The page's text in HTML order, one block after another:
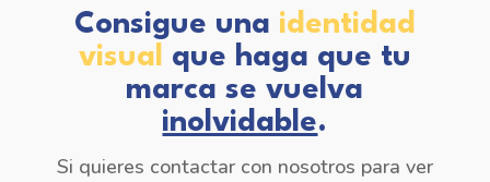
Consigue una identidad
visual que haga que tu
marca se vuelva
inolvidable.
Si quieres contactar con nosotros para ver